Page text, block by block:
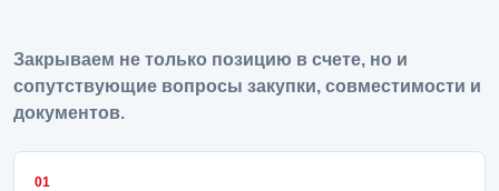
Закрываем не только позицию в счете, но и
сопутствующие вопросы закупки, совместимости и
документов.
01